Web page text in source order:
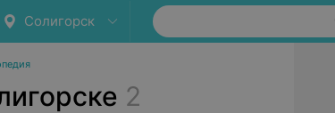
Солигорск
2